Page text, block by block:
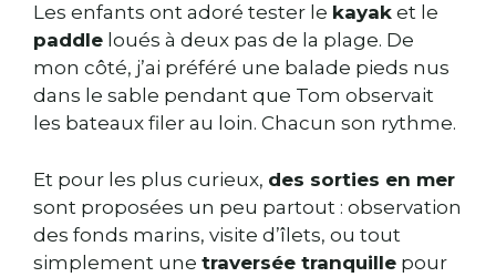
Les enfants ont adoré tester le kayak et le
paddle loués à deux pas de la plage. De
mon côté, j’ai préféré une balade pieds nus
dans le sable pendant que Tom observait
les bateaux filer au loin. Chacun son rythme.
Et pour les plus curieux, des sorties en mer
sont proposées un peu partout : observation
des fonds marins, visite d’îlets, ou tout
simplement une traversée tranquille pour